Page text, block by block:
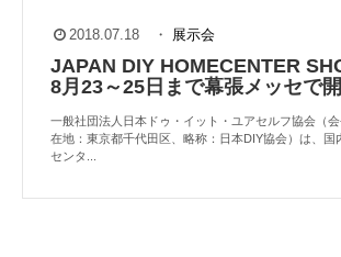
2018.07.18 ・ 展示会
JAPAN DIY HOMECENTER
8月23～25日まで幕張メッセで開
一般社団法人日本ドゥ・イット・ユアセルフ協会（
在地：東京都千代田区、略称：日本DIY協会）は、国
センタ...